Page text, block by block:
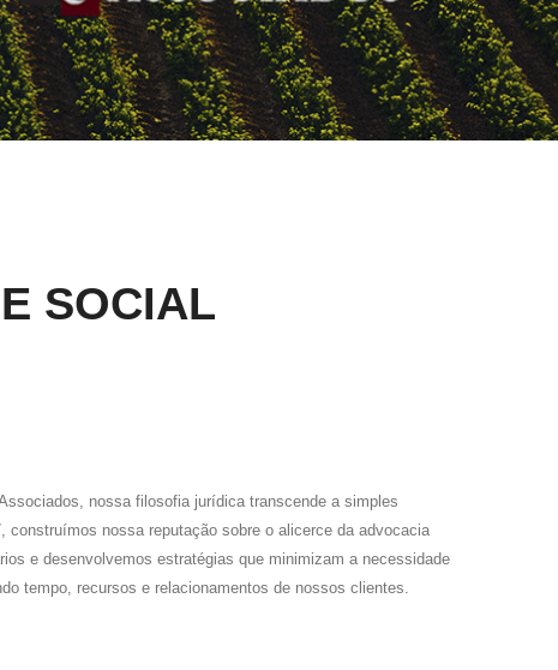
SOCIAL
nossa filosofia jurídica transcende a simples
construímos nossa reputação sobre o alicerce da advocacia
e desenvolvemos estratégias que minimizam a necessidade
tempo, recursos e relacionamentos de nossos clientes.